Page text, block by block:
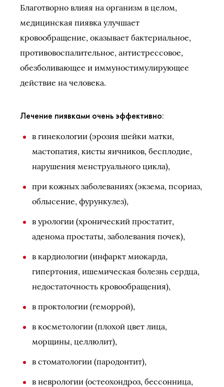
Благотворно влияя на организм в целом,
медицинская пиявка улучшает
кровообращение, оказывает бактериальное,
противовоспалительное, антистрессовое,
обезболивающее и иммуностимулирующее
действие на человека.
Лечение пиявками очень эффективно:
в гинекологии (эрозия шейки матки,
мастопатия, кисты яичников, бесплодие,
нарушения менструального цикла),
при кожных заболеваниях (экзема, псориаз,
облысение, фурункулез),
в урологии (хронический простатит,
аденома простаты, заболевания почек),
в кардиологии (инфаркт миокарда,
гипертония, ишемическая болезнь сердца,
недостаточность кровообращения),
в проктологии (геморрой),
в косметологии (плохой цвет лица,
морщины, целлюлит),
в стоматологии (пародонтит),
в неврологии (остеохондроз, бессонница,